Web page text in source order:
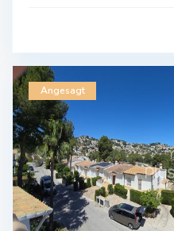
Angesagt